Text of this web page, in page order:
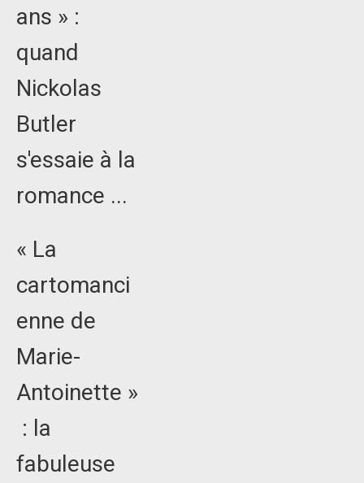
ans » :
quand
Nickolas
Butler
s'essaie à la
romance ...
« La
cartomanci
enne de
Marie-
Antoinette »
: la
fabuleuse